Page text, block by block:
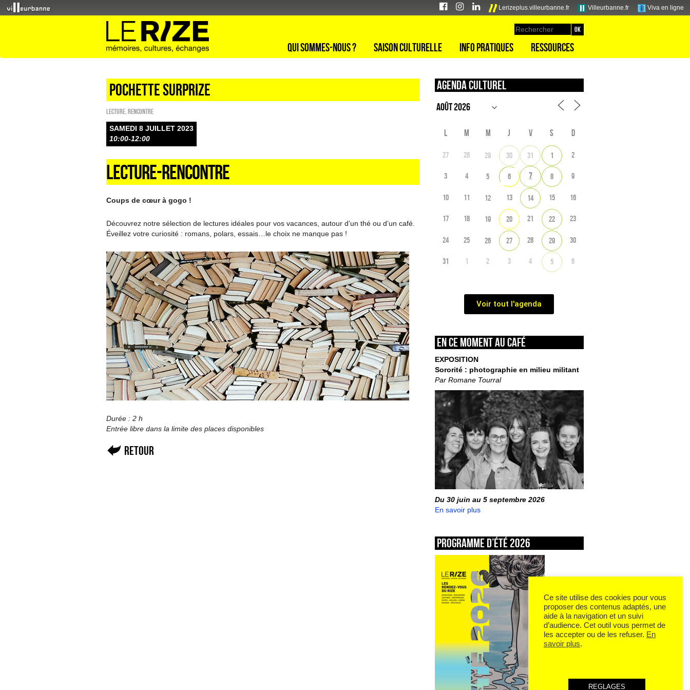
Lerizeplus.villeurbanne.fr Villeurbanne.fr Viva en ligne
Qui sommes-nous ? Saison culturelle Info pratiques Ressources
POCHETTE SURPRIZE
Lecture Rencontre
SAMEDI 8 JUILLET 2023
10:00-12:00
LECTURE-RENCONTRE
Coups de cœur à gogo !
Découvrez notre sélection de lectures idéales pour vos vacances, autour d’un thé ou d’un café.
Éveillez votre curiosité : romans, polars, essais…le choix ne manque pas !
Durée : 2 h
Entrée libre dans la limite des places disponibles
Retour
Agenda culturel
L M M J V S D
27 28 29 30 31 1 2
3 4 5 6 7 8 9
10 11 12 13 14 15 16
17 18 19 20 21 22 23
24 25 26 27 28 29 30
31 1 2 3 4 5 6
Voir tout l'agenda
En ce moment au café
EXPOSITION
Sororité : photographie en milieu militant
Par Romane Tourral
Du 30 juin au 5 septembre 2026
En savoir plus
Programme d’été 2026
Ce site utilise des cookies pour vous
proposer des contenus adaptés, une
aide à la navigation et un suivi
d’audience. Cet outil vous permet de
les accepter ou de les refuser. En
savoir plus.
REGLAGES